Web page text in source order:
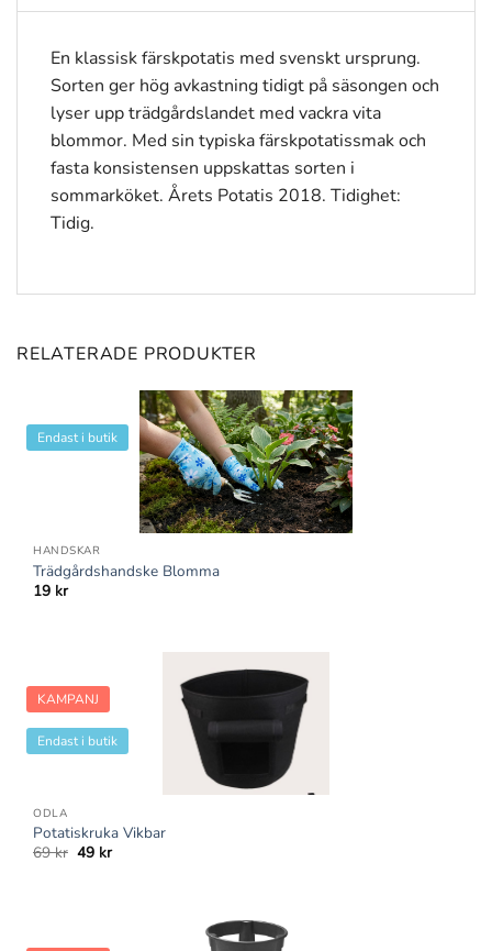
En klassisk färskpotatis med svenskt ursprung.
Sorten ger hög avkastning tidigt på säsongen och
lyser upp trädgårdslandet med vackra vita
blommor. Med sin typiska färskpotatissmak och
fasta konsistensen uppskattas sorten i
sommarköket. Årets Potatis 2018. Tidighet:
Tidig.
RELATERADE PRODUKTER
Endast i butik
HANDSKAR
Trädgårdshandske Blomma
19 kr
KAMPANJ
Endast i butik
ODLA
Potatiskruka Vikbar
69kr Det
49 krDet